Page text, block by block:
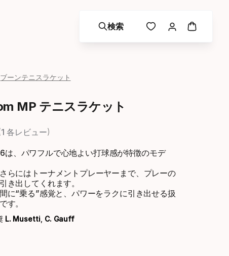
検索
ブーンテニスラケット
MP テニスラケット
1 各レビュー
は、パワフルで心地よい打球感が特徴のモデ
らにはトーナメントプレーヤーまで、プレーの
き出してくれます。
に“乗る”感覚と、パワーをラクに引き出せる扱
す。
L. Musetti, C. Gauff